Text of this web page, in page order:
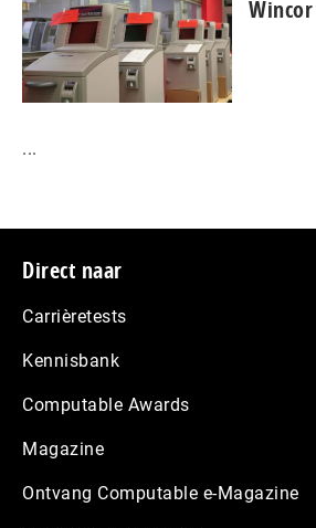
...
Footer
Direct naar
Carrièretests
Kennisbank
Computable Awards
Magazine
Ontvang Computable e-Magazine